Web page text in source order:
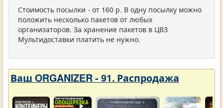
Стоимость посылки - от 160 р. В одну посылку можно
положить несколько пакетов от любых
организаторов. За хранение пакетов в ЦВЗ
Мультидоставки платить не нужно.
Ваш ORGANIZER - 91. Распродажа